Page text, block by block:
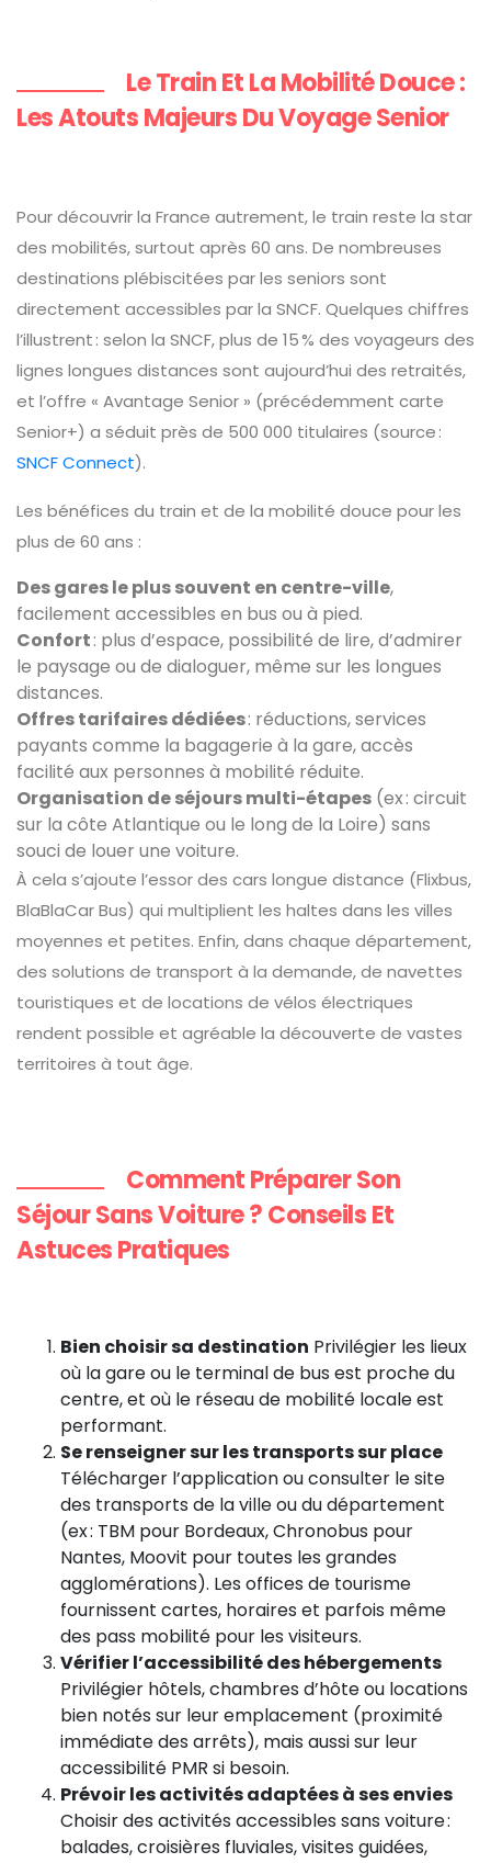
Le Train Et La Mobilité Douce :
Les Atouts Majeurs Du Voyage Senior
Pour découvrir la France autrement, le train reste la star
des mobilités, surtout après 60 ans. De nombreuses
destinations plébiscitées par les seniors sont
directement accessibles par la SNCF. Quelques chiffres
l’illustrent : selon la SNCF, plus de 15 % des voyageurs des
lignes longues distances sont aujourd’hui des retraités,
et l’offre « Avantage Senior » (précédemment carte
Senior+) a séduit près de 500 000 titulaires (source :
SNCF Connect).
Les bénéfices du train et de la mobilité douce pour les
plus de 60 ans :
Des gares le plus souvent en centre-ville,
facilement accessibles en bus ou à pied.
Confort: plus d’espace, possibilité de lire, d’admirer
le paysage ou de dialoguer, même sur les longues
distances.
Offres tarifaires dédiées: réductions, services
payants comme la bagagerie à la gare, accès
facilité aux personnes à mobilité réduite.
Organisation de séjours multi-étapes (ex : circuit
sur la côte Atlantique ou le long de la Loire) sans
souci de louer une voiture.
À cela s’ajoute l’essor des cars longue distance (Flixbus,
BlaBlaCar Bus) qui multiplient les haltes dans les villes
moyennes et petites. Enfin, dans chaque département,
des solutions de transport à la demande, de navettes
touristiques et de locations de vélos électriques
rendent possible et agréable la découverte de vastes
territoires à tout âge.
Comment Préparer Son
Séjour Sans Voiture ? Conseils Et
Astuces Pratiques
Bien choisir sa destination Privilégier les lieux
où la gare ou le terminal de bus est proche du
centre, et où le réseau de mobilité locale est
performant.
Se renseigner sur les transports sur place
Télécharger l’application ou consulter le site
des transports de la ville ou du département
(ex : TBM pour Bordeaux, Chronobus pour
Nantes, Moovit pour toutes les grandes
agglomérations). Les offices de tourisme
fournissent cartes, horaires et parfois même
des pass mobilité pour les visiteurs.
Vérifier l’accessibilité des hébergements
Privilégier hôtels, chambres d’hôte ou locations
bien notés sur leur emplacement (proximité
immédiate des arrêts), mais aussi sur leur
accessibilité PMR si besoin.
Prévoir les activités adaptées à ses envies
Choisir des activités accessibles sans voiture :
balades, croisières fluviales, visites guidées,